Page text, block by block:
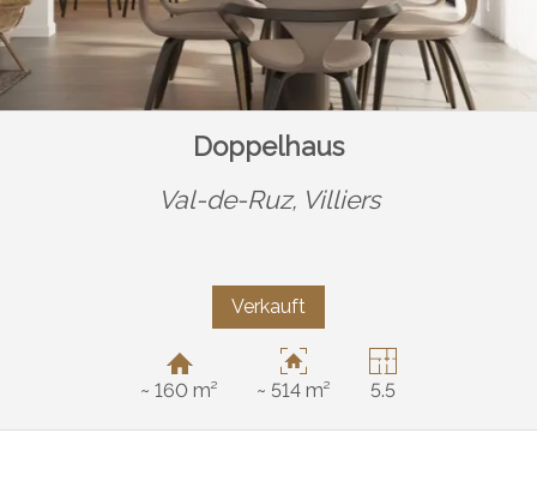
Doppelhaus
Val-de-Ruz, Villiers
Verkauft
~ 160 m² ~ 514 m² 5.5